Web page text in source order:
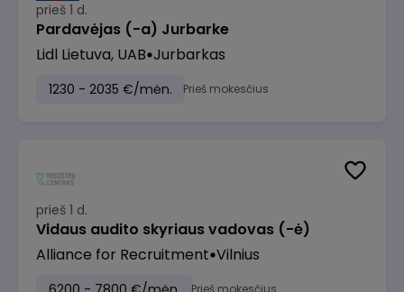
prieš 1 d.
Pardavėjas (-a) Jurbarke
Lidl Lietuva, UAB Jurbarkas
1230 - 2035 €/mėn. Prieš mokesčius
prieš 1 d.
Vidaus audito skyriaus vadovas (-ė)
Alliance for Recruitment Vilnius
Prieš mokesčius